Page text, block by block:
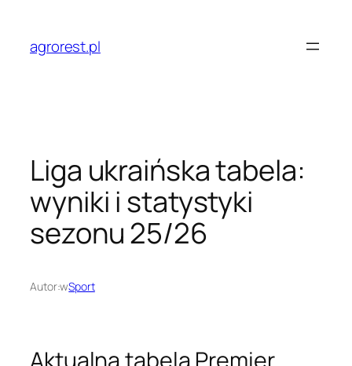
treściagrorest.pl
Liga ukraińska tabela:
wyniki i statystyki
sezonu 25/26
Autor:wSport